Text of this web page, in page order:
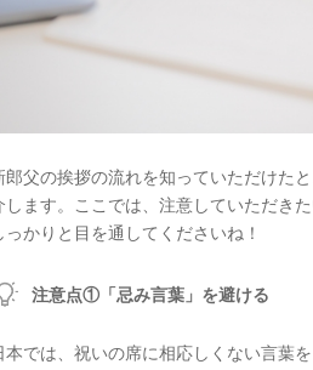
郎父の挨拶の流れを知っていただけた
します。ここでは、注意していただき
っかりと目を通してくださいね！
注意点①「忌み言葉」を避ける
本では、祝いの席に相応しくない言葉